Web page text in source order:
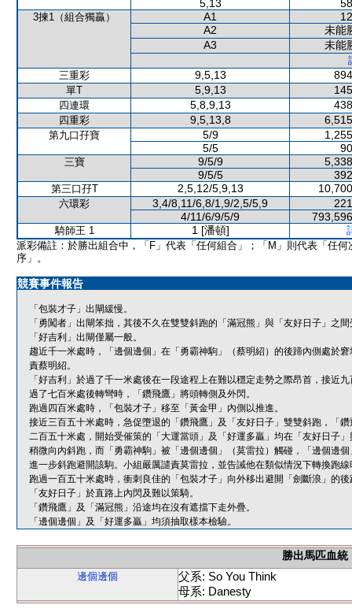
5,13
3揀1（組合獨贏） A1
A2
未能
A3
未能
三重彩
9,5,13
單T 5,9,13
四連環 5,8,9,13
四重彩 9,5,13,8
第九口孖寶 5/9
5/5
三寶 9/5/9
9/5/5
第三口孖T 2,5,12/5,9,13
六環彩 3,4/8,11/6,8/1,9/2,5/5,9
4/11/6/9/5/9
騎師王 1 1 [潘頓]
派彩備註：於勝出組合中，「F」代表「任何組合」；「M」則代表「任何
序」。
競賽事件報告
「包裝才子」出閘緩慢。
「勇闖者」出閘笨拙，其後不久在雙雙斜跑的「滿冠熊」與「友好日子」之
「好吉利」出閘僅屬一般。
趨近千一米處時，「邊個邊個」在「勇霸神駒」（蔡明紹）的後蹄內側處於
責蔡明紹。
「好吉利」於過了千一米處後在一段途程上在難以穩定走勢之際昂首，接近
過了七百米處後轉彎時，「鑽飛鷹」將頭轉側及外閃。
跑過四百米處時，「包裝才子」移至「黃金甲」內側以推進。
接近三百五十米處時，急促墮退的「鑽飛鷹」及「友好日子」雙雙斜跑，「
二百五十米處，開始受催策的「大運當頭」及「好運多贏」均在「友好日子
稍微向內斜跑，而「勇霸神駒」被「邊個邊個」（莫雷拉）觸碰，「邊個邊
進一步斜跑避開該駒。小組嚴厲譴責莫雷拉，並告誡他在類似情況下轉換跑
跑過一百五十米處時，衝刺良佳的「包裝才子」向外移出避開「劍斷浪」的
「友好日子」於直路上內閃及難以策騎。
「鑽飛鷹」及「滿冠熊」沿途均在沒有遮擋下走外疊。
「邊個邊個」及「好運多贏」均須抽取樣本檢驗。
勝出馬匹血統
邊個邊個
父系: So You Think
母系: Danesty